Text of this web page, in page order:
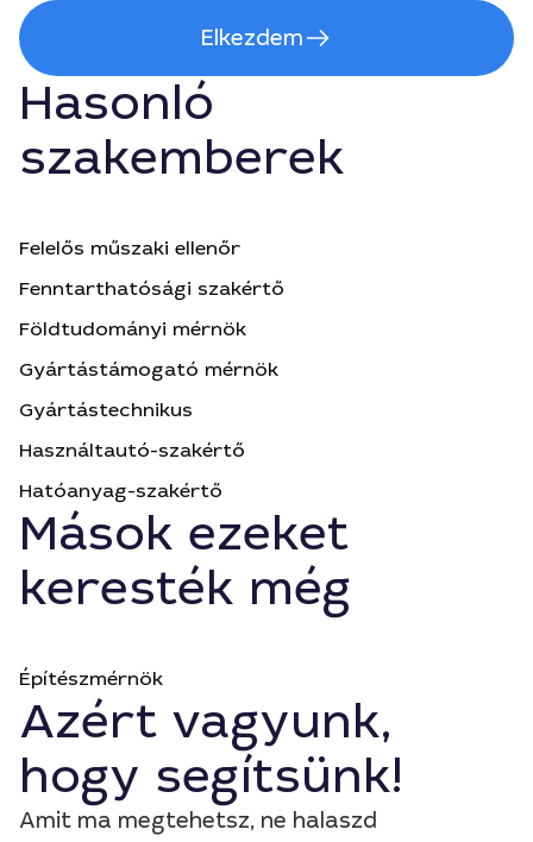
Elkezdem
Hasonló
szakemberek
Felelős műszaki ellenőr
Fenntarthatósági szakértő
Földtudományi mérnök
Gyártástámogató mérnök
Gyártástechnikus
Használtautó-szakértő
Hatóanyag-szakértő
Mások ezeket
keresték még
Építészmérnök
Azért vagyunk,
hogy segítsünk!
Amit ma megtehetsz, ne halaszd